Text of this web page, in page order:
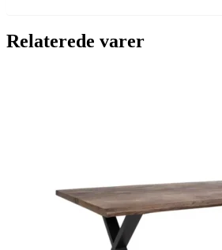
Relaterede varer